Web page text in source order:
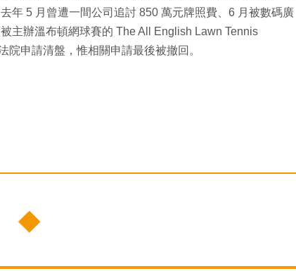
年 5 月曾遭一間公司追討 850 萬元牌照費、6 月被數碼廣
主辦溫布頓網球賽的 The All English Lawn Tennis
申請清盤，惟相關申請最後被撤回。